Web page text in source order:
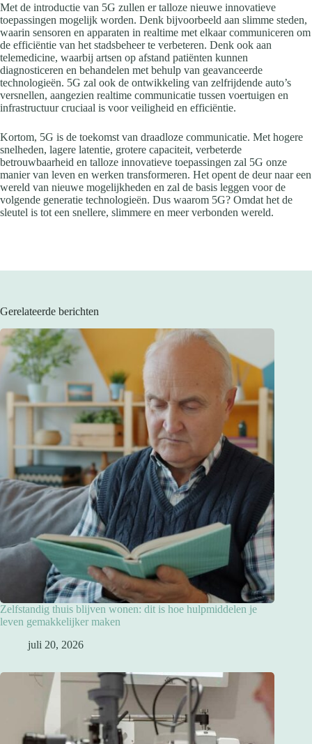
Met de introductie van 5G zullen er talloze nieuwe innovatieve
toepassingen mogelijk worden. Denk bijvoorbeeld aan slimme steden,
waarin sensoren en apparaten in realtime met elkaar communiceren om
de efficiëntie van het stadsbeheer te verbeteren. Denk ook aan
telemedicine, waarbij artsen op afstand patiënten kunnen
diagnosticeren en behandelen met behulp van geavanceerde
technologieën. 5G zal ook de ontwikkeling van zelfrijdende auto’s
versnellen, aangezien realtime communicatie tussen voertuigen en
infrastructuur cruciaal is voor veiligheid en efficiëntie.
Kortom, 5G is de toekomst van draadloze communicatie. Met hogere
snelheden, lagere latentie, grotere capaciteit, verbeterde
betrouwbaarheid en talloze innovatieve toepassingen zal 5G onze
manier van leven en werken transformeren. Het opent de deur naar een
wereld van nieuwe mogelijkheden en zal de basis leggen voor de
volgende generatie technologieën. Dus waarom 5G? Omdat het de
sleutel is tot een snellere, slimmere en meer verbonden wereld.
Gerelateerde berichten
Zelfstandig thuis blijven wonen: dit is hoe hulpmiddelen je
leven gemakkelijker maken
juli 20, 2026